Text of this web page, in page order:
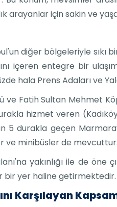
arayanlar için sakin ve
diğer bölgeleriyle sıkı
içeren entegre bir
hala Prens Adaları ve
Fatih Sultan Mehmet
hizmet veren
5 durakla geçen
ve minibüsler de mevcuttur.
yakınlığı ile de öne
bir yer haline getirmektedir.
Karşılayan